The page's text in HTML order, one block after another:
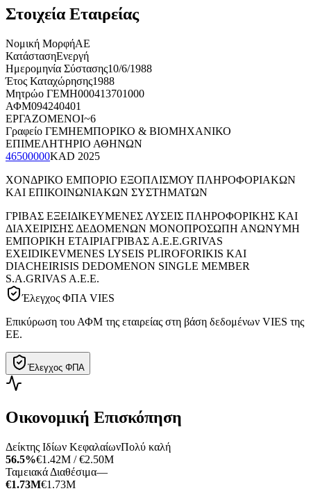
Στοιχεία Εταιρείας
Νομική ΜορφήΑΕ
ΚατάστασηΕνεργή
Ημερομηνία Σύστασης10/6/1988
Έτος Καταχώρησης1988
Μητρώο ΓΕΜΗ000413701000
ΑΦΜ094240401
ΕΡΓΑΖΟΜΕΝΟΙ~6
Γραφείο ΓΕΜΗΕΜΠΟΡΙΚΟ & ΒΙΟΜΗΧΑΝΙΚΟ
ΕΠΙΜΕΛΗΤΗΡΙΟ ΑΘΗΝΩΝ
46500000KAD 2025
ΧΟΝΔΡΙΚΟ ΕΜΠΟΡΙΟ ΕΞΟΠΛΙΣΜΟΥ ΠΛΗΡΟΦΟΡΙΑΚΩΝ
ΚΑΙ ΕΠΙΚΟΙΝΩΝΙΑΚΩΝ ΣΥΣΤΗΜΑΤΩΝ
ΓΡΙΒΑΣ ΕΞΕΙΔΙΚΕΥΜΕΝΕΣ ΛΥΣΕΙΣ ΠΛΗΡΟΦΟΡΙΚΗΣ ΚΑΙ
ΔΙΑΧΕΙΡΙΣΗΣ ΔΕΔΟΜΕΝΩΝ ΜΟΝΟΠΡΟΣΩΠΗ ΑΝΩΝΥΜΗ
ΕΜΠΟΡΙΚΗ ΕΤΑΙΡΙΑΓΡΙΒΑΣ Α.Ε.Ε.GRIVAS
EXEIDIKEVMENES LYSEIS PLIROFORIKIS KAI
DIACHEIRISIS DEDOMENON SINGLE MEMBER
S.A.GRIVAS A.E.E.
Έλεγχος ΦΠΑ VIES
Επικύρωση του ΑΦΜ της εταιρείας στη βάση δεδομένων VIES της
ΕΕ.
Έλεγχος ΦΠΑ
Οικονομική Επισκόπηση
Δείκτης Ιδίων ΚεφαλαίωνΠολύ καλή
56.5%€1.42M / €2.50M
Ταμειακά Διαθέσιμα—
€1.73M€1.73M